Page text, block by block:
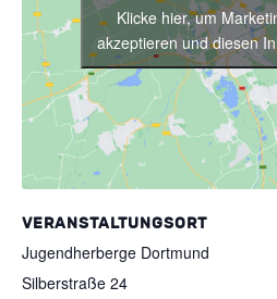
VERANSTALTUNGSORT
Jugendherberge Dortmund
Silberstraße 24
Klicke hier, um
akzeptieren und diesen